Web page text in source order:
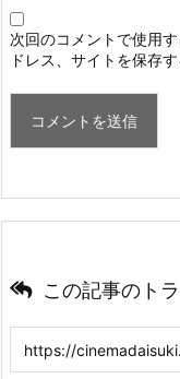
次回のコメントで使用
ドレス、サイトを保存す
この記事のト